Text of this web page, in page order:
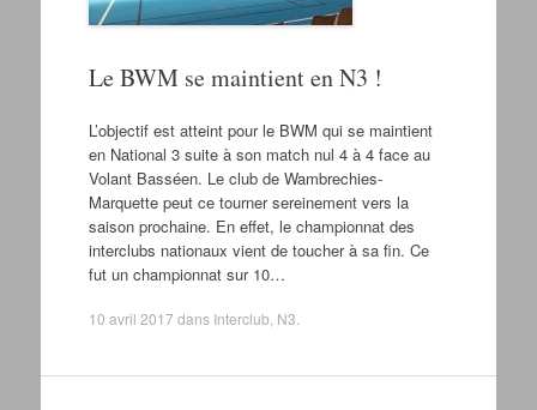
Le BWM se maintient en N3 !
L’objectif est atteint pour le BWM qui se maintient
en National 3 suite à son match nul 4 à 4 face au
Volant Basséen. Le club de Wambrechies-
Marquette peut ce tourner sereinement vers la
saison prochaine. En effet, le championnat des
interclubs nationaux vient de toucher à sa fin. Ce
fut un championnat sur 10…
10 avril 2017 dans Interclub N3